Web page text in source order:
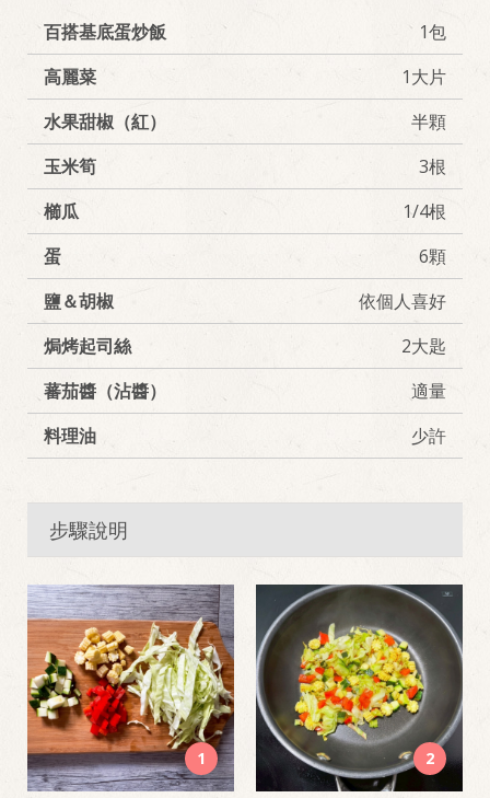
百搭基底蛋炒飯
1包
高麗菜
1大片
水果甜椒（紅）
半顆
玉米筍
3根
櫛瓜
1/4根
蛋
6顆
鹽＆胡椒
依個人喜好
焗烤起司絲
2大匙
蕃茄醬（沾醬）
適量
料理油
少許
步驟說明
1 2